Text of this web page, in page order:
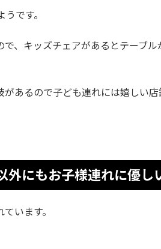
です。
、キッズチェアがあるとテーブル
あるので子ども連れには嬉しい店
外にもお子様連れに優し
います。